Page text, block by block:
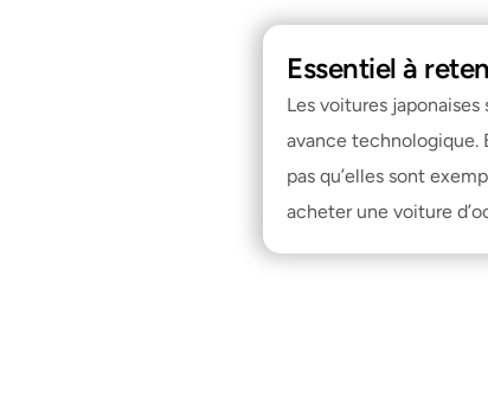
Essentiel à
Les voitures
avance technologique.
pas qu’elles sont
acheter une voiture